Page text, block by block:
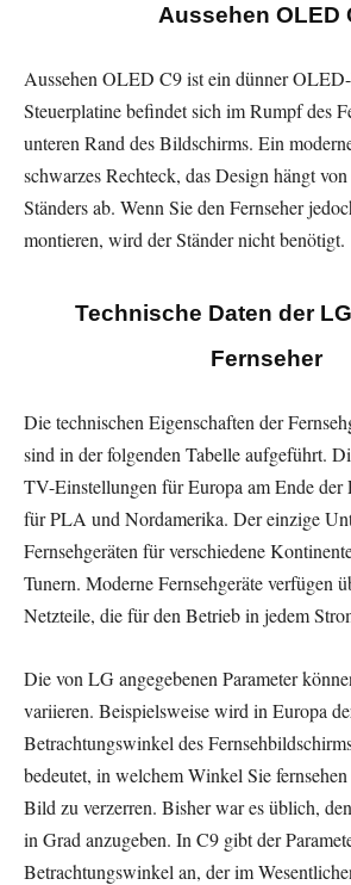
Aussehen OLED
Aussehen OLED C9 ist ein dünner
Steuerplatine befindet sich im Rumpf des
unteren Rand des Bildschirms. Ein
schwarzes Rechteck, das Design hängt
Ständers ab. Wenn Sie den Fernseher
montieren, wird der Ständer nicht benötigt.
Technische Daten der
Fernseher
Die technischen Eigenschaften der
sind in der folgenden Tabelle aufgeführt.
TV-Einstellungen für Europa am Ende
für PLA und Nordamerika. Der einzige
Fernsehgeräten für verschiedene
Tunern. Moderne Fernsehgeräte verfügen
Netzteile, die für den Betrieb in jedem
Die von LG angegebenen Parameter
variieren. Beispielsweise wird in Europa
Betrachtungswinkel des
bedeutet, in welchem ​​Winkel Sie
Bild zu verzerren. Bisher war es üblich,
in Grad anzugeben. In C9 gibt der
Betrachtungswinkel an, der im